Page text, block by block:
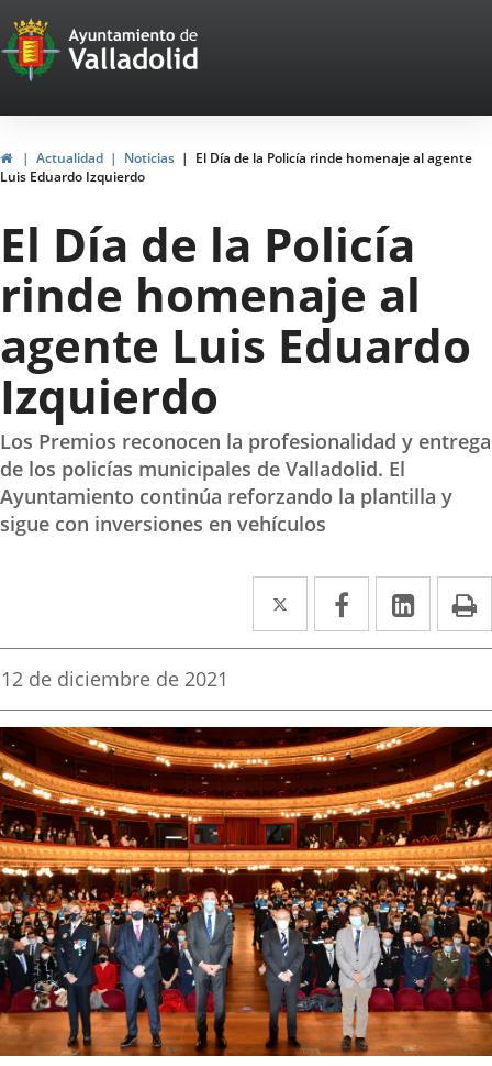
Portal
Web
del
Ayuntamiento
de
Valladolid
InicioActualidad Noticias
El Día de la Policía rinde homenaje al agente
Luis Eduardo Izquierdo
El Día de la Policía
rinde homenaje al
agente Luis Eduardo
Izquierdo
Los Premios reconocen la profesionalidad y entrega
de los policías municipales de Valladolid. El
Ayuntamiento continúa reforzando la plantilla y
sigue con inversiones en vehículos
Twitter
Enlace
a
aplicación
externa.
Facebook
Enlace
a
aplicación
externa.
Enlace
a
Fecha
la
noticia
12 de diciembre de 2021